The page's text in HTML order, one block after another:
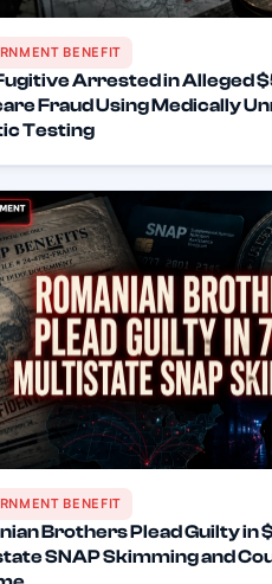
BENEFIT
Arrested in Alleged
Fraud Using Medically
Testing
BENEFIT
Brothers Plead Guilty in
SNAP Skimming and